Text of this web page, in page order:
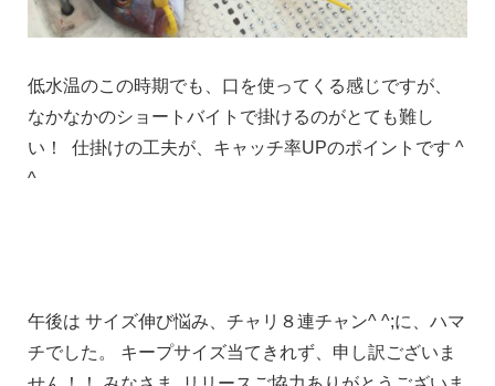
低水温のこの時期でも、口を使ってくる感じですが、
なかなかのショートバイトで掛けるのがとても難し
い！ 仕掛けの工夫が、キャッチ率UPのポイントです ^
^
午後は サイズ伸び悩み、チャリ８連チャン^ ^;に、ハマ
チでした。 キープサイズ当てきれず、申し訳ございま